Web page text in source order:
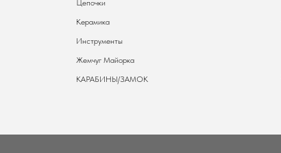
Цепочки
Керамика
Инструменты
Жемчуг Майорка
КАРАБИНЫ/ЗАМОК